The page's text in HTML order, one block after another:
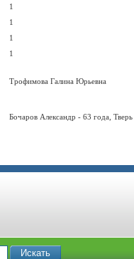
1
1
1
1
Трофимова Галина Юрьевна
Бочаров Александр - 63 года, Тверь